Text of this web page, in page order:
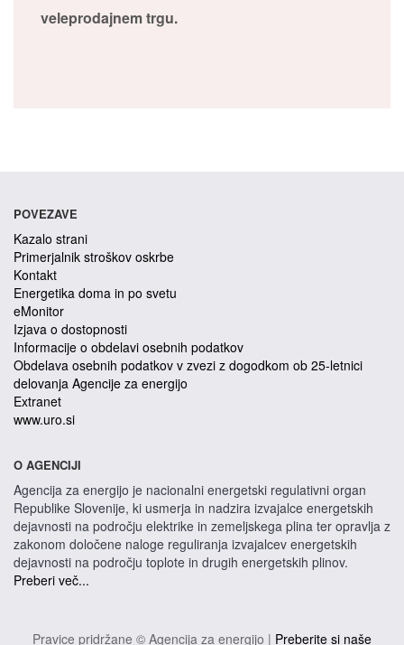
veleprodajnem trgu.
POVEZAVE
Kazalo strani
Primerjalnik stroškov oskrbe
Kontakt
Energetika doma in po svetu
eMonitor
Izjava o dostopnosti
Informacije o obdelavi osebnih podatkov
Obdelava osebnih podatkov v zvezi z dogodkom ob 25-letnici
delovanja Agencije za energijo
Extranet
www.uro.si
O AGENCIJI
Agencija za energijo je nacionalni energetski regulativni organ
Republike Slovenije, ki usmerja in nadzira izvajalce energetskih
dejavnosti na področju elektrike in zemeljskega plina ter opravlja z
zakonom določene naloge reguliranja izvajalcev energetskih
dejavnosti na področju toplote in drugih energetskih plinov.
Preberi več...
Pravice pridržane © Agencija za energijo | Preberite si naše